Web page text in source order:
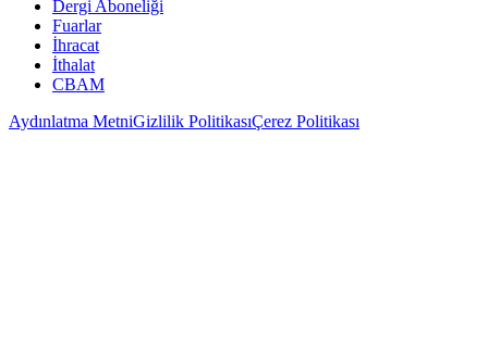
Dergi Aboneliği
Fuarlar
İhracat
İthalat
CBAM
Aydınlatma MetniGizlilik PolitikasıÇerez Politikası